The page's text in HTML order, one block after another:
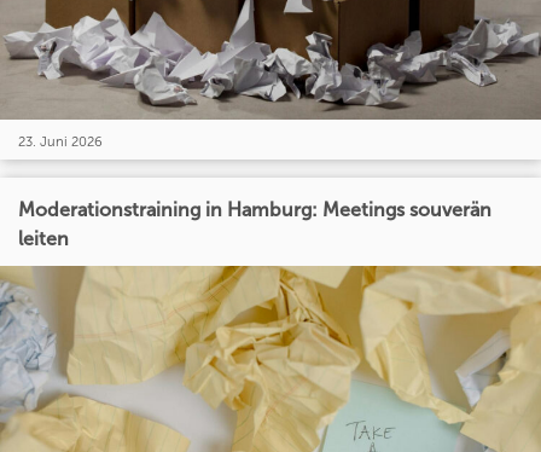
23. Juni 2026
Moderationstraining in Hamburg: Meetings souverän
leiten